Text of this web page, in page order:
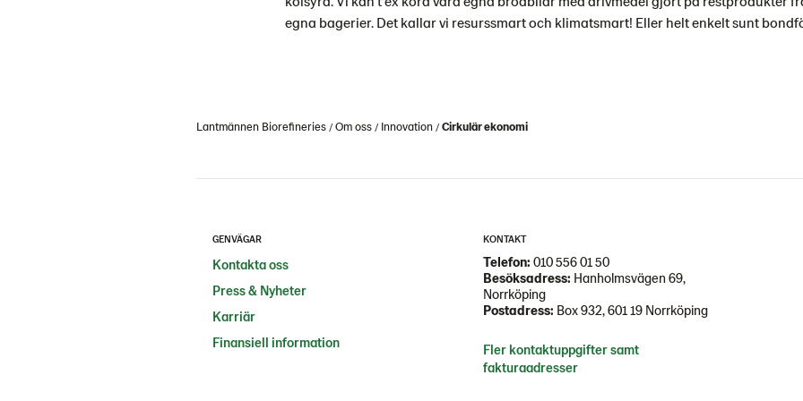
egna bagerier. Det kallar vi resurssmart och klimatsmart! Eller helt enkelt sunt
Lantmännen Biorefineries Om oss Innovation Cirkulär ekonomi
GENVÄGAR
Kontakta oss
Press & Nyheter
Karriär
Finansiell information
KONTAKT
Telefon: 010 556 01 50
Besöksadress: Hanholmsvägen 69,
Norrköping
Postadress: Box 932, 601 19 Norrköping
Fler kontaktuppgifter samt
fakturaadresser